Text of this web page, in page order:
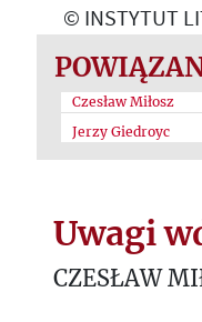
© INSTYTUT
Czesław Miłosz
Jerzy Giedroyc
Uwagi
CZESŁAW